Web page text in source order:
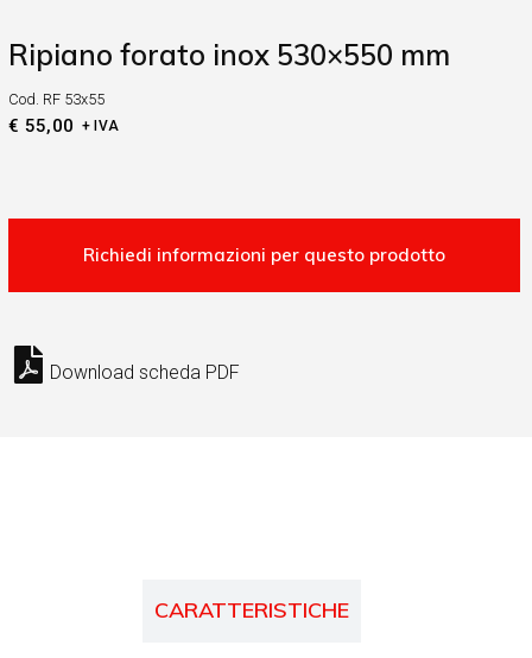
Ripiano forato inox 530×550 mm
Cod. RF 53x55
€ 55,00 + IVA
Download scheda PDF
CARATTERISTICHE